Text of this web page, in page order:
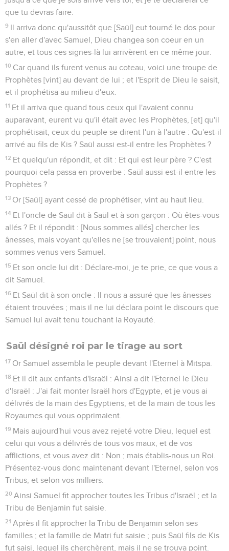
que tu devras faire.
9 Il arriva donc qu'aussitôt que [Saül] eut tourné le dos pour
s'en aller d'avec Samuel, Dieu changea son coeur en un
autre, et tous ces signes-là lui arrivèrent en ce même jour.
10 Car quand ils furent venus au coteau, voici une troupe de
Prophètes [vint] au devant de lui ; et l'Esprit de Dieu le saisit,
et il prophétisa au milieu d'eux.
11 Et il arriva que quand tous ceux qui l'avaient connu
auparavant, eurent vu qu'il était avec les Prophètes, [et] qu'il
prophétisait, ceux du peuple se dirent l'un à l'autre : Qu'est-il
arrivé au fils de Kis ? Saül aussi est-il entre les Prophètes ?
12 Et quelqu'un répondit, et dit : Et qui est leur père ? C'est
pourquoi cela passa en proverbe : Saül aussi est-il entre les
Prophètes ?
13 Or [Saül] ayant cessé de prophétiser, vint au haut lieu.
14 Et l'oncle de Saül dit à Saül et à son garçon : Où êtes-vous
allés ? Et il répondit : [Nous sommes allés] chercher les
ânesses, mais voyant qu'elles ne [se trouvaient] point, nous
sommes venus vers Samuel.
15 Et son oncle lui dit : Déclare-moi, je te prie, ce que vous a
dit Samuel.
16 Et Saül dit à son oncle : Il nous a assuré que les ânesses
étaient trouvées ; mais il ne lui déclara point le discours que
Samuel lui avait tenu touchant la Royauté.
Saül désigné roi par le tirage au sort
17 Or Samuel assembla le peuple devant l'Eternel à Mitspa.
18 Et il dit aux enfants d'Israël : Ainsi a dit l'Eternel le Dieu
d'Israël : J'ai fait monter Israël hors d'Egypte, et je vous ai
délivrés de la main des Egyptiens, et de la main de tous les
Royaumes qui vous opprimaient.
19 Mais aujourd'hui vous avez rejeté votre Dieu, lequel est
celui qui vous a délivrés de tous vos maux, et de vos
afflictions, et vous avez dit : Non ; mais établis-nous un Roi.
Présentez-vous donc maintenant devant l'Eternel, selon vos
Tribus, et selon vos milliers.
20 Ainsi Samuel fit approcher toutes les Tribus d'Israël ; et la
Tribu de Benjamin fut saisie.
21 Après il fit approcher la Tribu de Benjamin selon ses
familles ; et la famille de Matri fut saisie ; puis Saül fils de Kis
fut saisi, lequel ils cherchèrent, mais il ne se trouva point.